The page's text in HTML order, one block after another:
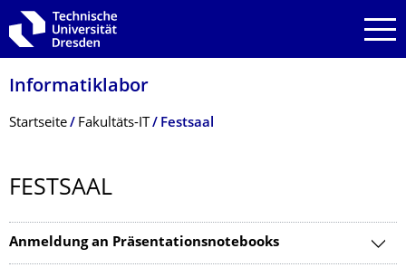
Zur Hauptnavigation springen
Zur Suche springen
Zum Inhalt springen
Informatiklabor
Breadcrumb-Menü
Startseite Fakultäts-IT Festsaal
FESTSAAL
Anmeldung an Präsentationsnotebooks